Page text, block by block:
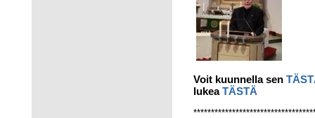
Voit kuunnella sen
lukeaTÄSTÄ